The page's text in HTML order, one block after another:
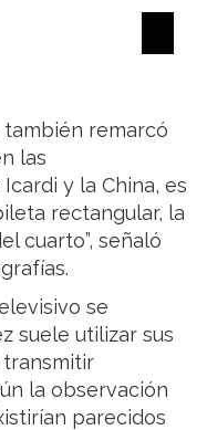
también remarcó
las
y la China, es
rectangular, la
cuarto”, señaló
se
suele utilizar sus
la observación
parecidos